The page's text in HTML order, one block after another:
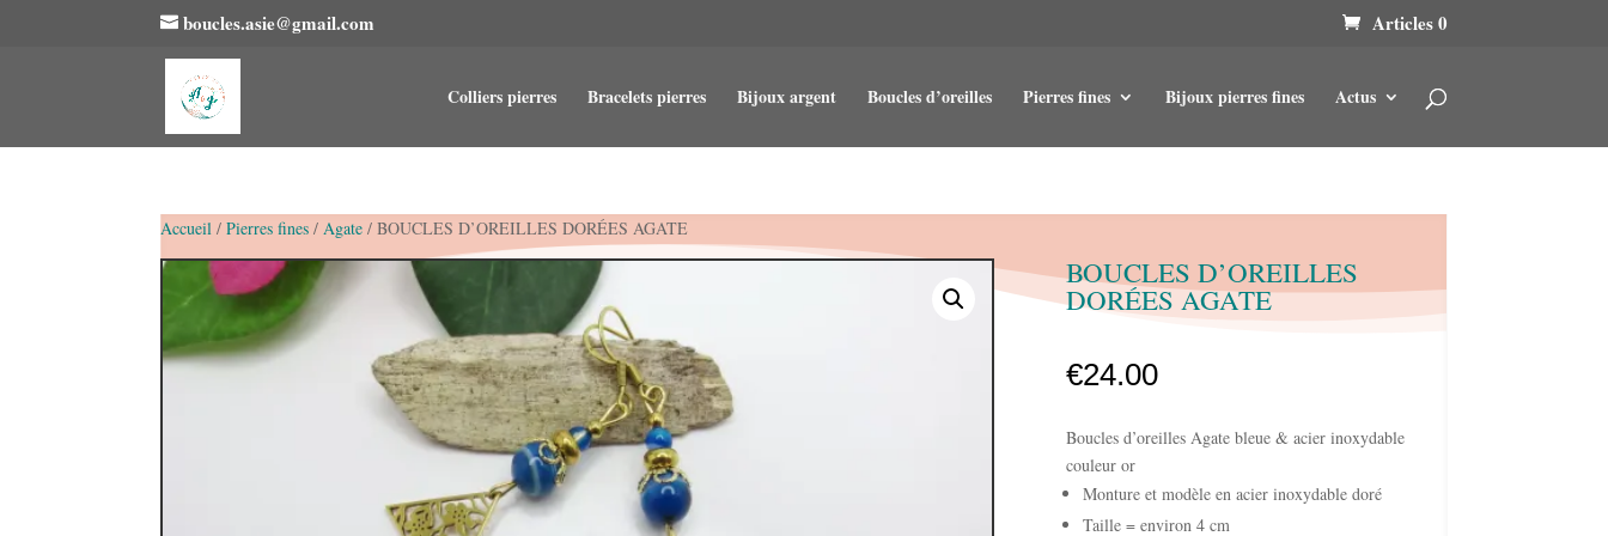
boucles.asie@gmail.com Articles 0
Colliers pierres Bracelets pierres Bijoux argent Boucles d’oreilles Pierres fines Bijoux pierres fines Actus
Accueil /Pierres fines /Agate / BOUCLES D’OREILLES DORÉES AGATE
BOUCLES D’OREILLES
DORÉES AGATE
€24.00
Boucles d’oreilles Agate bleue & acier inoxydable
couleur or
Monture et modèle en acier inoxydable doré
Taille = environ 4 cm